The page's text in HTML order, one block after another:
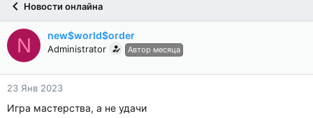
Новости онлайна
N new$world$order
Administrator Автор месяца
23 Янв 2023
Игра мастерства, а не удачи